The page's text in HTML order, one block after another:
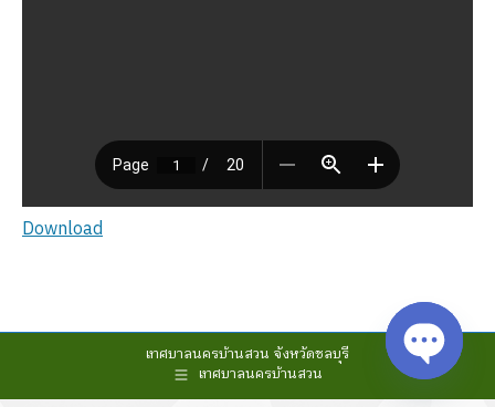
Download
เทศบาลนครบ้านสวน จังหวัดชลบุรี
เทศบาลนครบ้านสวน